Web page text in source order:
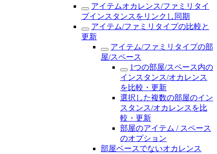
アイテムオカレンス/ファミリタイ
プインスタンスをリンクし同期
アイテム/ファミリタイプの比較と
更新
アイテム/ファミリタイプの部
屋/スペース
1つの部屋/スペース内の
インスタンス/オカレンス
を比較・更新
選択した複数の部屋のイン
スタンス/オカレンスを比
較・更新
部屋のアイテム / スペース
のオプション
部屋ベースでないオカレンス